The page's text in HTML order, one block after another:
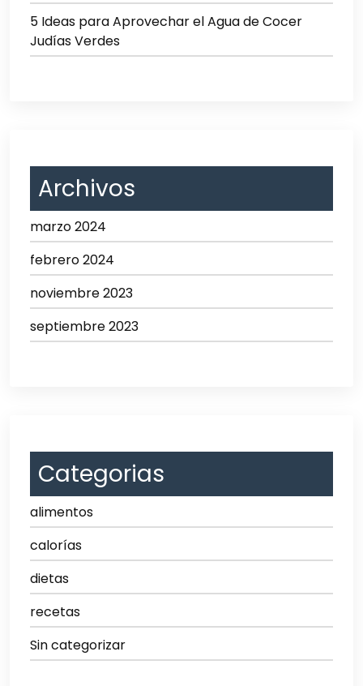
5 Ideas para Aprovechar el Agua de Cocer
Judías Verdes
Archivos
marzo 2024
febrero 2024
noviembre 2023
septiembre 2023
Categorias
alimentos
calorías
dietas
recetas
Sin categorizar